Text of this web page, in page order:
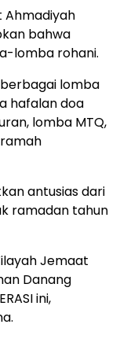
Ahmadiyah
bahwa
lomba rohani.
lomba
hafalan doa
lomba MTQ,
antusias dari
ramadan tahun
Jemaat
Danang
ini,